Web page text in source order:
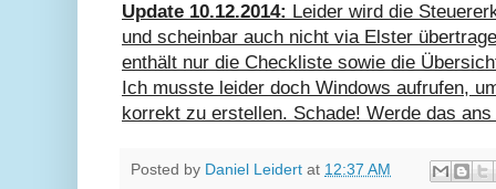
Update 10.12.2014: Leider wird die
und scheinbar auch nicht via Elster
enthält nur die Checkliste sowie die
Ich musste leider doch Windows aufrufen,
korrekt zu erstellen. Schade! Werde das
Posted by Daniel Leidert at 12:37 AM